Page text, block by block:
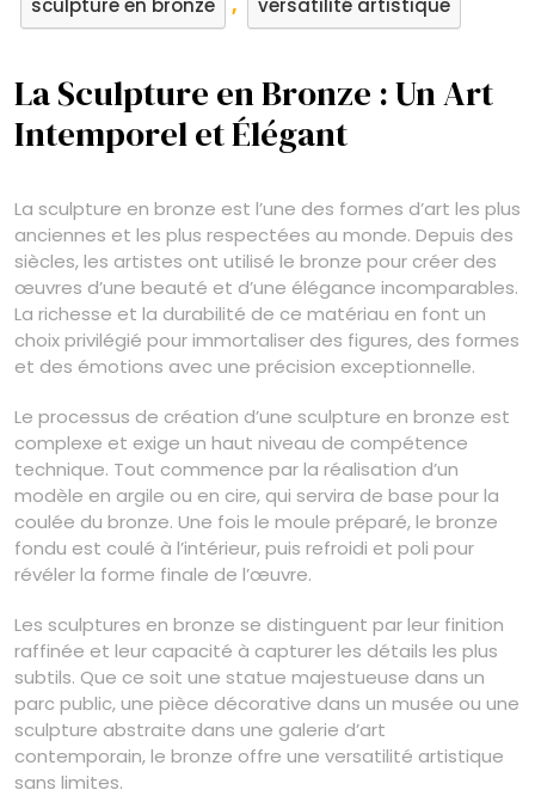
sculpture en bronze versatilité artistique
La Sculpture en Bronze : Un Art
Intemporel et Élégant
La sculpture en bronze est l’une des formes d’art les plus
anciennes et les plus respectées au monde. Depuis des
siècles, les artistes ont utilisé le bronze pour créer des
œuvres d’une beauté et d’une élégance incomparables.
La richesse et la durabilité de ce matériau en font un
choix privilégié pour immortaliser des figures, des formes
et des émotions avec une précision exceptionnelle.
Le processus de création d’une sculpture en bronze est
complexe et exige un haut niveau de compétence
technique. Tout commence par la réalisation d’un
modèle en argile ou en cire, qui servira de base pour la
coulée du bronze. Une fois le moule préparé, le bronze
fondu est coulé à l’intérieur, puis refroidi et poli pour
révéler la forme finale de l’œuvre.
Les sculptures en bronze se distinguent par leur finition
raffinée et leur capacité à capturer les détails les plus
subtils. Que ce soit une statue majestueuse dans un
parc public, une pièce décorative dans un musée ou une
sculpture abstraite dans une galerie d’art
contemporain, le bronze offre une versatilité artistique
sans limites.